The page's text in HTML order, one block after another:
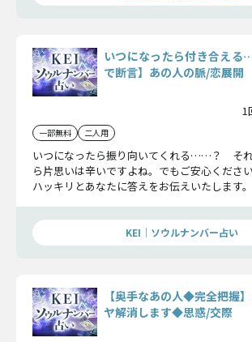
いつになったら付き合え
で断言】あの人の脈/恋展開
1
一部無料 二人用
いつになったら振り向いてくれる……？ そ
ら片思いは辛いですよね。でもご安心くださ
ハッキリとあなたに答えをお伝えいたします
KEI｜ソウルナンバー占い
【奥手なあの人◆完全把握
ヤ解消します◆思惑/交際